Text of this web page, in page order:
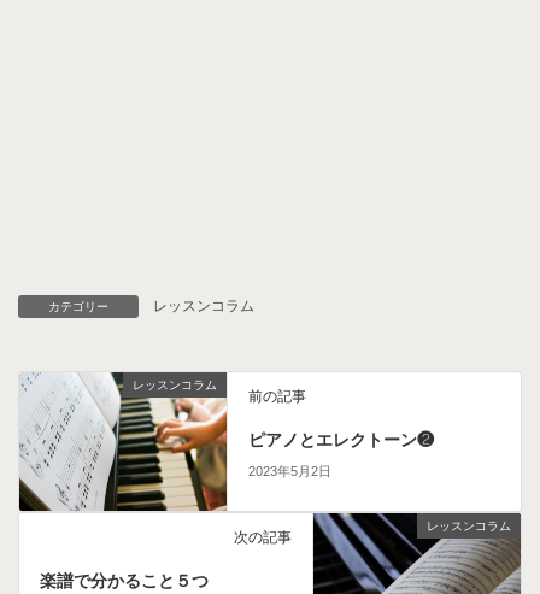
カテゴリー レッスンコラム
レッスンコラム
前の記事
ピアノとエレクトーン❷
2023年5月2日
レッスンコラム
次の記事
楽譜で分かること５つ